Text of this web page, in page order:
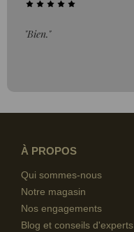
"Bien."
À PROPOS
Qui sommes-nous
Notre magasin
Nos engagements
Blog et conseils d'experts